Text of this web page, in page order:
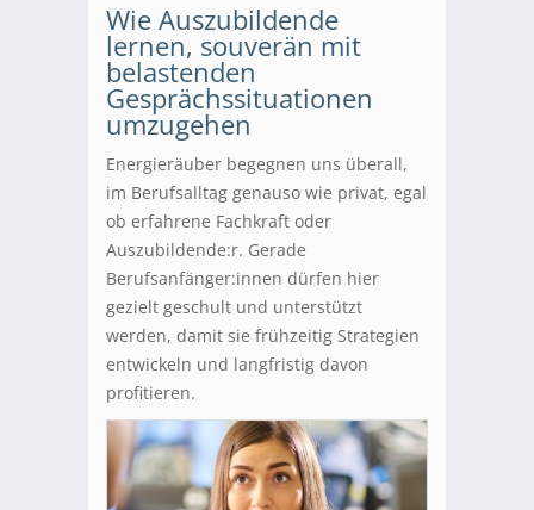
Wie Auszubildende
lernen, souverän mit
belastenden
Gesprächssituationen
umzugehen
Energieräuber begegnen uns überall,
im Berufsalltag genauso wie privat, egal
ob erfahrene Fachkraft oder
Auszubildende:r. Gerade
Berufsanfänger:innen dürfen hier
gezielt geschult und unterstützt
werden, damit sie frühzeitig Strategien
entwickeln und langfristig davon
profitieren.